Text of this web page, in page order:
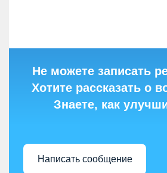
Не можете записать
Хотите рассказать о
Знаете, как
Написать сообщение